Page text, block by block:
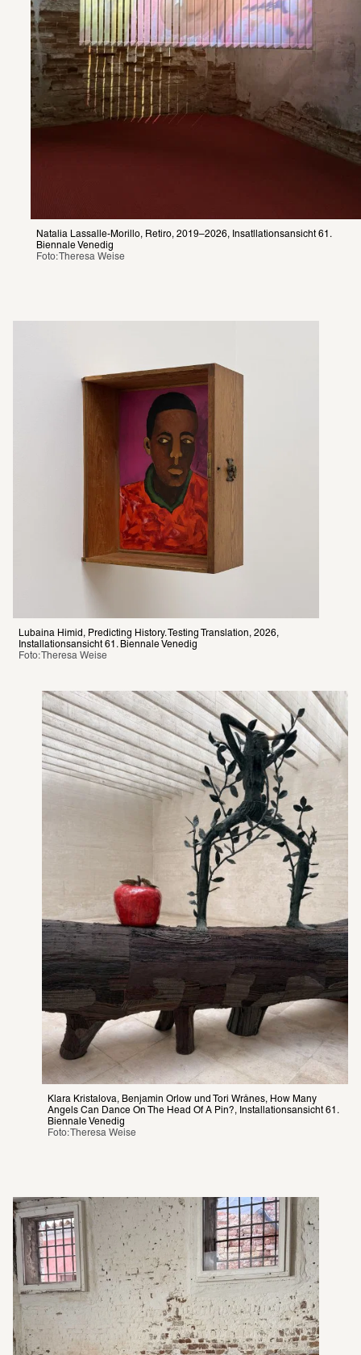
Natalia Lassalle-Morillo, Retiro, 2019–2026, Insatllationsansicht 61.
Biennale Venedig
Foto: Theresa Weise
Lubaina Himid, Predicting History. Testing Translation, 2026,
Installationsansicht 61. Biennale Venedig
Foto: Theresa Weise
Klara Kristalova, Benjamin Orlow und Tori Wrånes, How Many
Angels Can Dance On The Head Of A Pin?, Installationsansicht 61.
Biennale Venedig
Foto: Theresa Weise